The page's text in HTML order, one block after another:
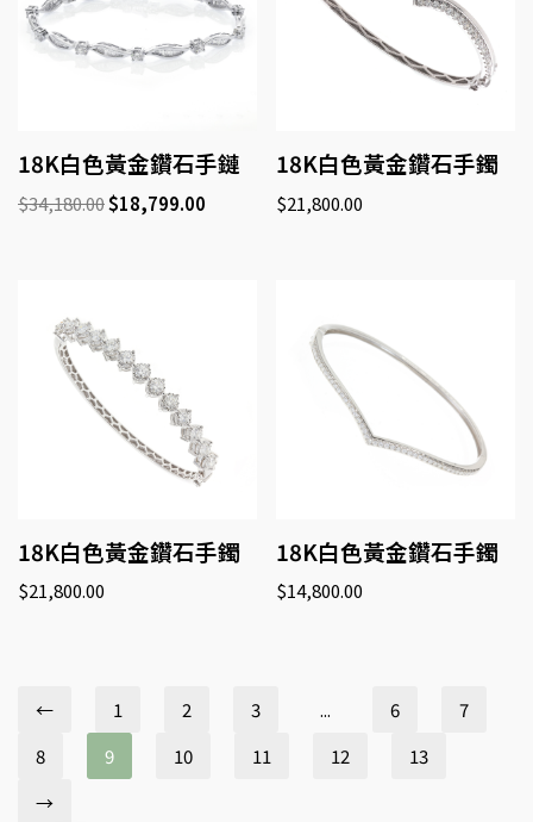
18K白色黃金鑽石手鏈
$34,180.00$18,799.00
18K白色黃金鑽石手鐲
$21,800.00
18K白色黃金鑽石手鐲
$21,800.00
18K白色黃金鑽石手鐲
$14,800.00
← 1 2 3 ... 6
7
8
9 10 11 12
13
→